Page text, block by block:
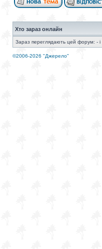
Хто зараз онлайн
Зараз переглядають цей форум: - і
©2006-2026 "Джерело"